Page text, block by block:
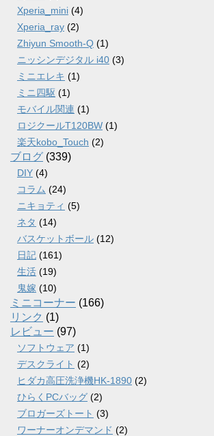
Xperia_mini (4)
Xperia_ray (2)
Zhiyun Smooth-Q (1)
ニッシンデジタル i40 (3)
ミニエレキ (1)
ミニ四駆 (1)
モバイル関連 (1)
ロジクールT120BW (1)
楽天kobo_Touch (2)
ブログ (339)
DIY (4)
コラム (24)
ニキョティ (5)
ネタ (14)
バスケットボール (12)
日記 (161)
生活 (19)
鬼嫁 (10)
ミニコーナー (166)
リンク (1)
レビュー (97)
ソフトウェア (1)
デスクライト (2)
ヒダカ高圧洗浄機HK-1890 (2)
ひらくPCバッグ (2)
ブロガーズトート (3)
ワーナーオンデマンド (2)